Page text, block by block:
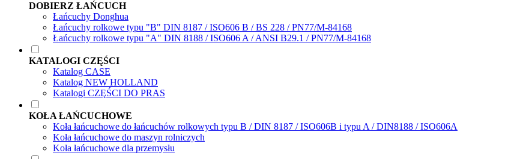
DOBIERZ ŁAŃCUCH
Łańcuchy Donghua
Łańcuchy rolkowe typu "B" DIN 8187 / ISO606 B / BS 228 / PN77/M-84168
Łańcuchy rolkowe typu "A" DIN 8188 / ISO606 A / ANSI B29.1 / PN77/M-84168
KATALOGI CZĘŚCI
Katalog CASE
Katalog NEW HOLLAND
Katalogi CZĘŚCI DO PRAS
KOŁA ŁAŃCUCHOWE
Koła łańcuchowe do łańcuchów rolkowych typu B / DIN 8187 / ISO606B i typu A / DIN8188 / ISO606A
Koła łańcuchowe do maszyn rolniczych
Koła łańcuchowe dla przemysłu